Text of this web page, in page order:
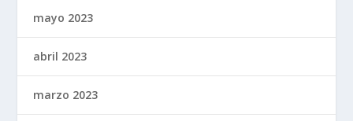
mayo 2023
abril 2023
marzo 2023